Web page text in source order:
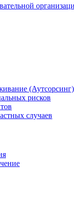
(Аутсорсинг)
рисков
случаев